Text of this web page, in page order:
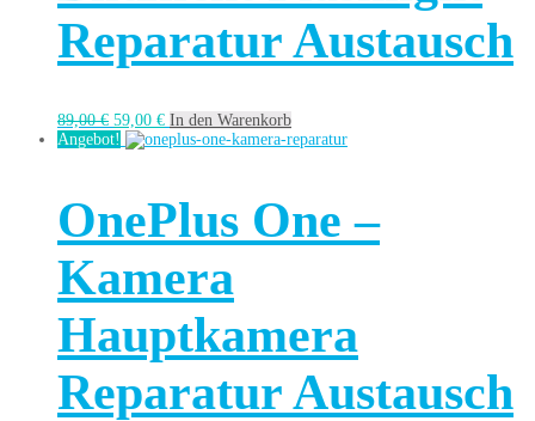
Reparatur Austausch
89,00€ 59,00 € In den Warenkorb
Angebot!
OnePlus One –
Kamera
Hauptkamera
Reparatur Austausch